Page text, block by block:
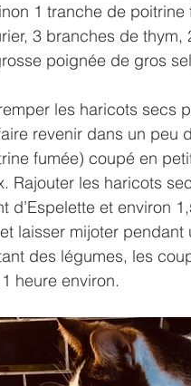
1 tranche de
3 branches de
poignée de gros
les haricots secs
revenir dans un peu
fumée) coupé en
Rajouter les haricots
d’Espelette et environ
laisser mijoter pendant
des légumes, les
heure environ.